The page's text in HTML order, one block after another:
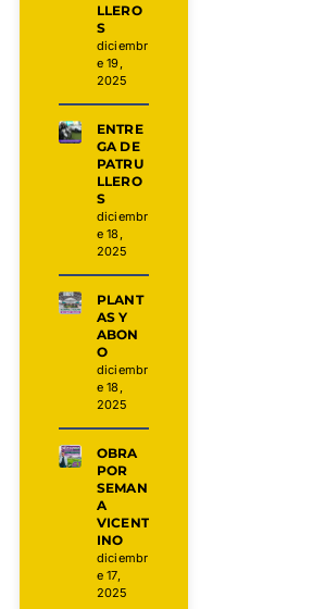
LLERO
S
diciembr
e 19,
2025
ENTRE
GA DE
PATRU
LLERO
S
diciembr
e 18,
2025
PLANT
AS Y
ABON
O
diciembr
e 18,
2025
OBRA
POR
SEMAN
A
VICENT
INO
diciembr
e 17,
2025